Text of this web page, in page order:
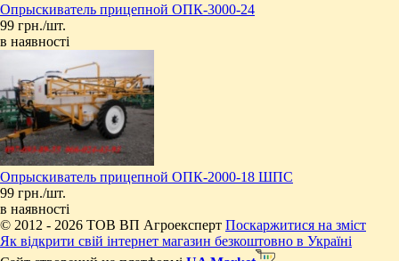
Опрыскиватель прицепной ОПК-3000-24
99 грн./шт.
в наявності
Опрыскиватель прицепной ОПК-2000-18 ШПС
99 грн./шт.
в наявності
© 2012 - 2026 ТОВ ВП Агроексперт Поскаржитися на зміст
Як відкрити свій інтернет магазин безкоштовно в Україні